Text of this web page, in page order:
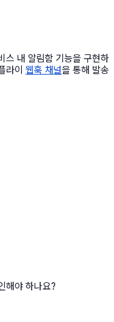
스 내 알림함 기능을 구현하
라이 웹훅 채널을 통해 발송
해야 하나요?